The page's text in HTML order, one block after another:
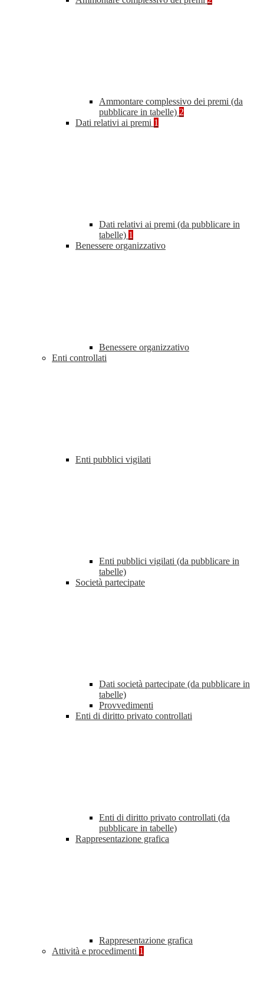
Ammontare complessivo dei premi (da
pubblicare in tabelle) 2
Dati relativi ai premi 1
Dati relativi ai premi (da pubblicare in
tabelle) 1
Benessere organizzativo
Benessere organizzativo
Enti controllati
Enti pubblici vigilati
Enti pubblici vigilati (da pubblicare in
tabelle)
Società partecipate
Dati società partecipate (da pubblicare in
tabelle)
Provvedimenti
Enti di diritto privato controllati
Enti di diritto privato controllati (da
pubblicare in tabelle)
Rappresentazione grafica
Rappresentazione grafica
Attività e procedimenti 1